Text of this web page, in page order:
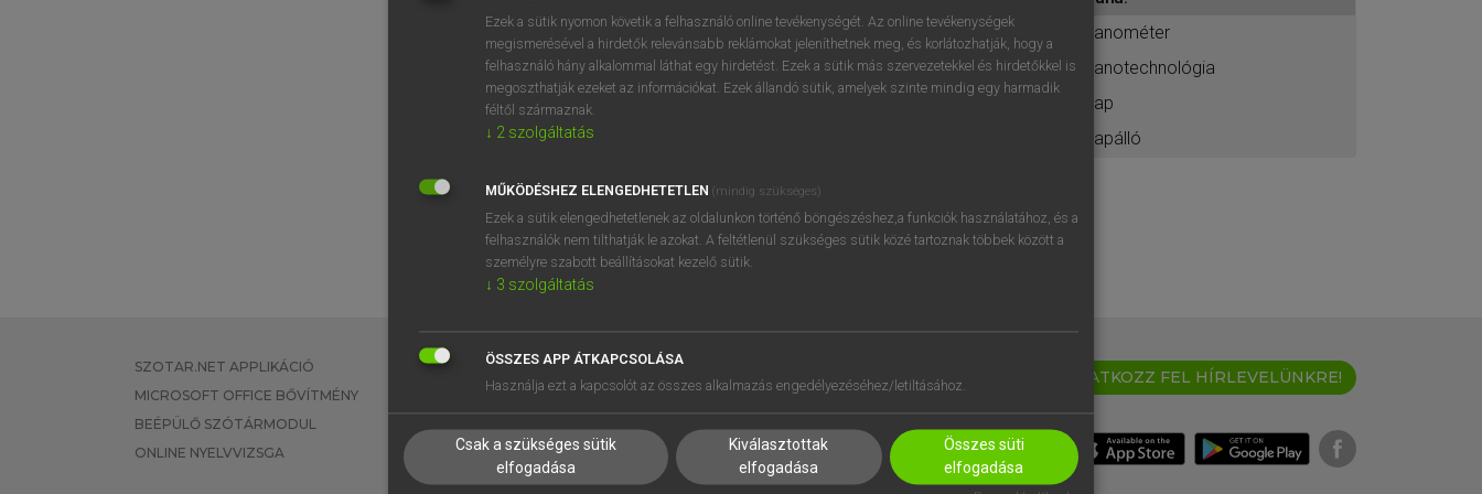
BELÉPÉS
próbaverziójának elindításához
regisztrálok ésbelépek.
REGISZTRÁCIÓ
nanométer
nanotechnológia
nap
napálló
SZOTAR.NET APPLIKÁCIÓ
MICROSOFT OFFICE BŐVÍTMÉNY
BEÉPÜLŐ SZÓTÁRMODUL
ONLINE NYELVVIZSGA
EGYÉNI FELHASZNÁLÓKNAK
TANULÓKNAK
VÁLLALATI MEGOLDÁSOK
SÚGÓ
RÓLUNK
SÜTI BEÁLLÍTÁSOK
IRATKOZZ FEL HÍRLEVELÜNKRE!
Ezek a sütik nyomon követik a felhasználó online tevékenységét. Az online tevékenységek
megismerésével a hirdetők relevánsabb reklámokat jeleníthetnek meg, és korlátozhatják, hogy a
felhasználó hány alkalommal láthat egy hirdetést. Ezek a sütik más szervezetekkel és hirdetőkkel is
megoszthatják ezeket az információkat. Ezek állandó sütik, amelyek szinte mindig egy harmadik
féltől származnak.
↓ 2 szolgáltatás
MŰKÖDÉSHEZ ELENGEDHETETLEN (mindig szükséges)
Ezek a sütik elengedhetetlenek az oldalunkon történő böngészéshez,a funkciók használatához, és a
felhasználók nem tilthatják le azokat. A feltétlenül szükséges sütik közé tartoznak többek között a
személyre szabott beállításokat kezelő sütik.
↓ 3 szolgáltatás
ÖSSZES APP ÁTKAPCSOLÁSA
Használja ezt a kapcsolót az összes alkalmazás engedélyezéséhez/letiltásához.
Csak a szükséges sütik
elfogadása
Kiválasztottak
elfogadása
Összes süti
elfogadása